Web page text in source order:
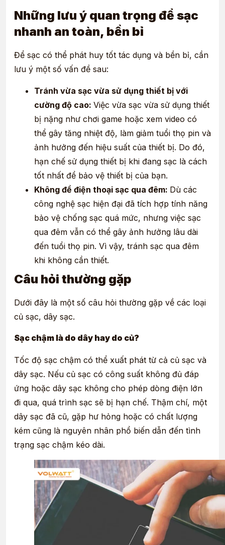
Những lưu ý quan trọng để sạc
nhanh an toàn, bền bỉ
Để sạc có thể phát huy tốt tác dụng và bền bỉ, cần
lưu ý một số vấn đề sau:
Tránh vừa sạc vừa sử dụng thiết bị với
cường độ cao: Việc vừa sạc vừa sử dụng thiết
bị nặng như chơi game hoặc xem video có
thể gây tăng nhiệt độ, làm giảm tuổi thọ pin và
ảnh hưởng đến hiệu suất của thiết bị. Do đó,
hạn chế sử dụng thiết bị khi đang sạc là cách
tốt nhất để bảo vệ thiết bị của bạn.
Không để điện thoại sạc qua đêm: Dù các
công nghệ sạc hiện đại đã tích hợp tính năng
bảo vệ chống sạc quá mức, nhưng việc sạc
qua đêm vẫn có thể gây ảnh hưởng lâu dài
đến tuổi thọ pin. Vì vậy, tránh sạc qua đêm
khi không cần thiết.
Câu hỏi thường gặp
Dưới đây là một số câu hỏi thường gặp về các loại
củ sạc, dây sạc.
Sạc chậm là do dây hay do củ?
Tốc độ sạc chậm có thể xuất phát từ cả củ sạc và
dây sạc. Nếu củ sạc có công suất không đủ đáp
ứng hoặc dây sạc không cho phép dòng điện lớn
đi qua, quá trình sạc sẽ bị hạn chế. Thậm chí, một
dây sạc đã cũ, gặp hư hỏng hoặc có chất lượng
kém cũng là nguyên nhân phổ biến dẫn đến tình
trạng sạc chậm kéo dài.